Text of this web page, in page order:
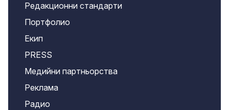
Редакционни стандарти
Портфолио
Екип
PRESS
Медийни партньорства
Реклама
Радио